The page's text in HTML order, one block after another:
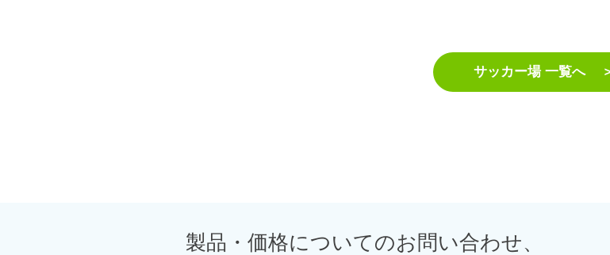
サッカー場 一覧へ
製品・価格についてのお問い合わせ、